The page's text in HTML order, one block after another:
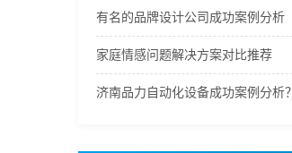
有名的品牌设计公司成功案例分析
家庭情感问题解决方案对比推荐
济南品力自动化设备成功案例分析？